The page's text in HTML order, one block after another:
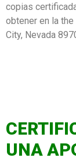
copias
obtener en la
City, Nevada
UNA